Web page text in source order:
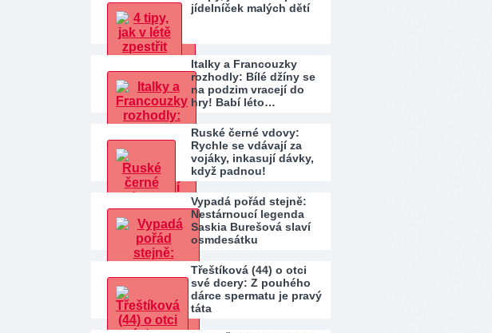
jídelníček malých dětí
Italky a Francouzky
rozhodly: Bílé džíny se
na podzim vracejí do
hry! Babí léto…
Ruské černé vdovy:
Rychle se vdávají za
vojáky, inkasují dávky,
když padnou!
Vypadá pořád stejně:
Nestárnoucí legenda
Saskia Burešová slaví
osmdesátku
Třeštíková (44) o otci
své dcery: Z pouhého
dárce spermatu je pravý
táta